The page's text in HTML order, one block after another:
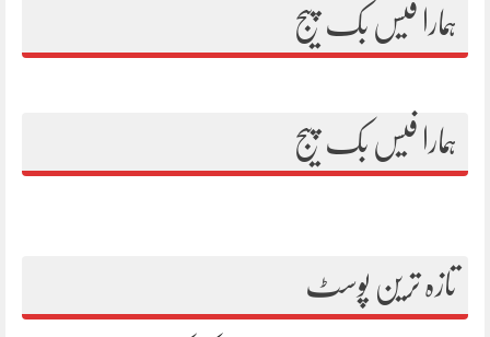
ہمارا فیس بک پیج
ہمارا فیس بک پیج
تازہ ترین پوسٹ